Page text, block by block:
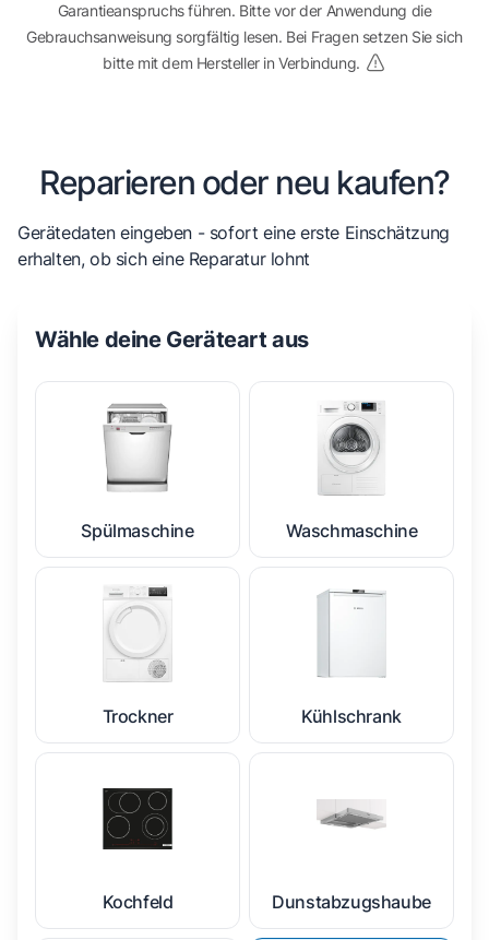
Garantieanspruchs führen. Bitte vor der Anwendung die
Gebrauchsanweisung sorgfältig lesen. Bei Fragen setzen Sie sich
bitte mit dem Hersteller in Verbindung.
Reparieren oder neu kaufen?
Gerätedaten eingeben - sofort eine erste Einschätzung
erhalten, ob sich eine Reparatur lohnt
Wähle deine Geräteart aus
Spülmaschine Waschmaschine
Trockner Kühlschrank
Kochfeld Dunstabzugshaube